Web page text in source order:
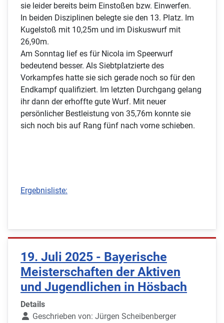
sie leider bereits beim Einstoßen bzw. Einwerfen.
In beiden Disziplinen belegte sie den 13. Platz. Im
Kugelstoß mit 10,25m und im Diskuswurf mit
26,90m.
Am Sonntag lief es für Nicola im Speerwurf
bedeutend besser. Als Siebtplatzierte des
Vorkampfes hatte sie sich gerade noch so für den
Endkampf qualifiziert. Im letzten Durchgang gelang
ihr dann der erhoffte gute Wurf. Mit neuer
persönlicher Bestleistung von 35,76m konnte sie
sich noch bis auf Rang fünf nach vorne schieben.
Ergebnisliste:
19. Juli 2025 - Bayerische
Meisterschaften der Aktiven
und Jugendlichen in Hösbach
Details
Geschrieben von: Jürgen Scheibenberger